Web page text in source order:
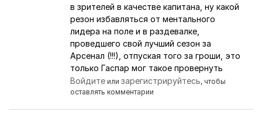
в зрителей в качестве капитана, ну какой
резон избавляться от ментального
лидера на поле и в раздевалке,
проведшего свой лучший сезон за
Арсенал (!!!), отпуская того за гроши, это
только Гаспар мог такое провернуть
Войдите илизарегистрируйтесь, чтобы
оставлять комментарии